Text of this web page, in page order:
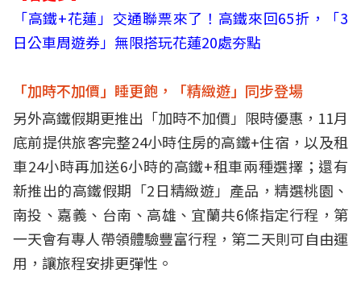
「高鐵+花蓮」交通聯票來了！高鐵來回65折，「3
日公車周遊券」無限搭玩花蓮20處夯點
「加時不加價」睡更飽，「精緻遊」同步登場
另外高鐵假期更推出「加時不加價」限時優惠，11月
底前提供旅客完整24小時住房的高鐵+住宿，以及租
車24小時再加送6小時的高鐵+租車兩種選擇；還有
新推出的高鐵假期「2日精緻遊」產品，精選桃園、
南投、嘉義、台南、高雄、宜蘭共6條指定行程，第
一天會有專人帶領體驗豐富行程，第二天則可自由運
用，讓旅程安排更彈性。